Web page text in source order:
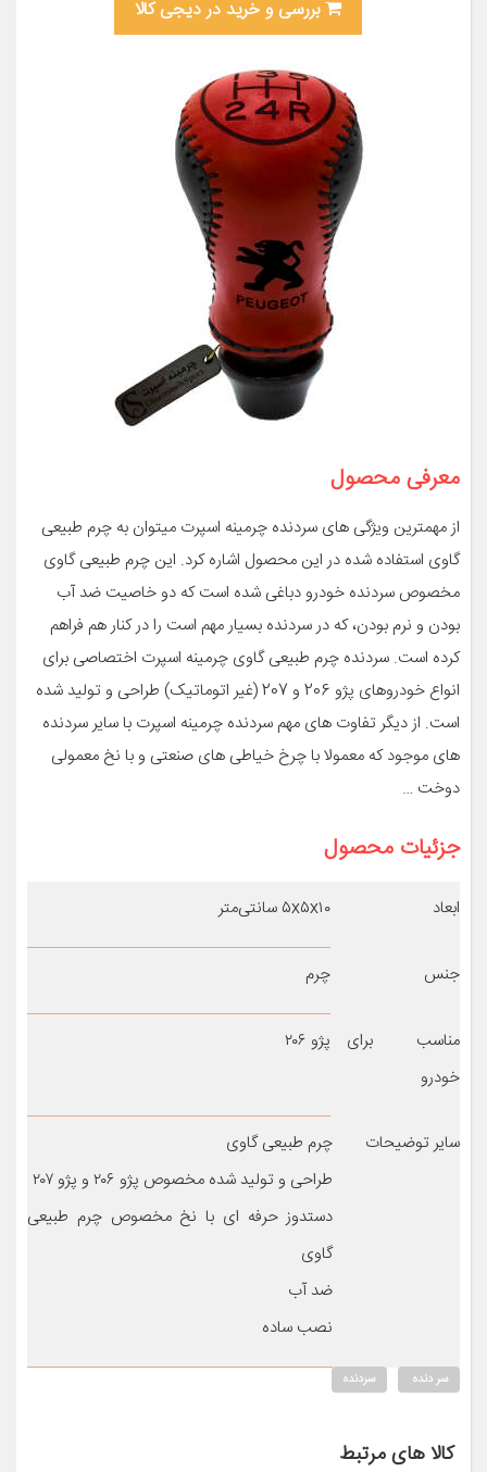
بررسی و خرید در دیجی کالا
معرفی محصول
از مهمترین ویژگی های سردنده چرمینه اسپرت میتوان به چرم طبیعی
گاوی استفاده شده در این محصول اشاره کرد. این چرم طبیعی گاوی
مخصوص سردنده خودرو دباغی شده است که دو خاصیت ضد آب
بودن و نرم بودن، که در سردنده بسیار مهم است را در کنار هم فراهم
کرده است. سردنده چرم طبیعی گاوی چرمینه اسپرت اختصاصی برای
انواع خودروهای پژو 206 و 207 (غیر اتوماتیک) طراحی و تولید شده
است. از دیگر تفاوت های مهم سردنده چرمینه اسپرت با سایر سردنده
های موجود که معمولا با چرخ خیاطی های صنعتی و با نخ معمولی
دوخت …
جزئیات محصول
ابعاد ۵x۵x۱۰ سانتی‌متر
جنس چرم
مناسب برای
خودرو
پژو ۲۰۶
سایر توضیحات
چرم طبیعی گاوی
طراحی و تولید شده مخصوص پژو ۲۰۶ و پژو ۲۰۷
دستدوز حرفه ای با نخ مخصوص چرم طبیعی
گاوی
ضد آب
نصب ساده
سر دنده سردنده
کالا های مرتبط